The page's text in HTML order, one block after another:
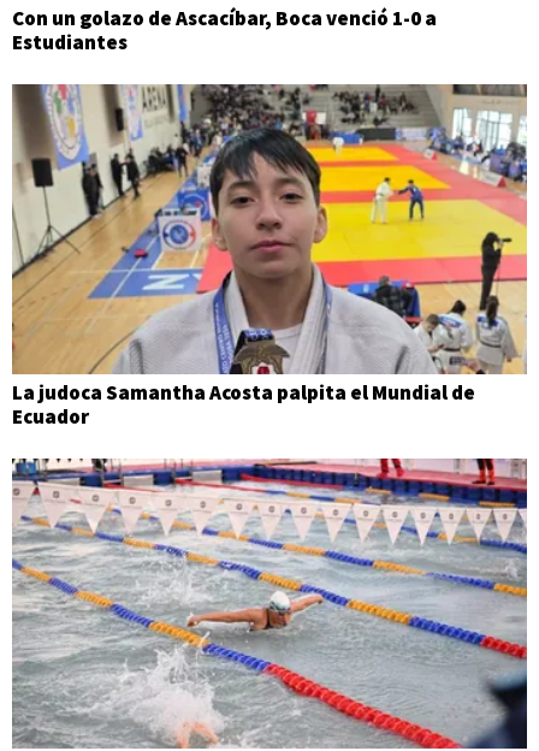
Con un golazo de Ascacíbar, Boca venció 1-0 a
Estudiantes
La judoca Samantha Acosta palpita el Mundial de
Ecuador